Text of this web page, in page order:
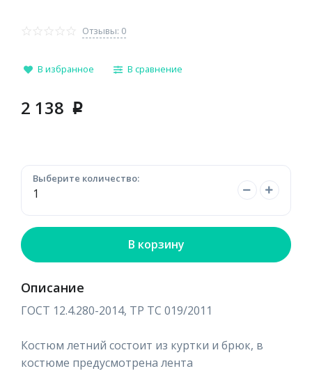
Отзывы: 0
В избранное В сравнение
2 138 p
Выберите количество:
В корзину
Описание
ГОСТ 12.4.280-2014, ТР ТС 019/2011
Костюм летний состоит из куртки и брюк, в
костюме предусмотрена лента